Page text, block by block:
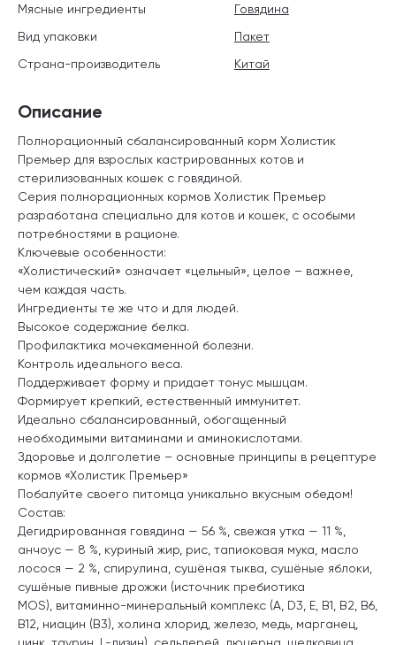
Описание
Полнорационный сбалансированный корм Холистик
Премьер для взрослых кастрированных котов и
стерилизованных кошек с говядиной.
Серия полнорационных кормов Холистик Премьер
разработана специально для котов и кошек, с особыми
потребностями в рационе.
Ключевые особенности:
«Холистический» означает «цельный», целое – важнее,
чем каждая часть.
Ингредиенты те же что и для людей.
Высокое содержание белка.
Профилактика мочекаменной болезни.
Контроль идеального веса.
Поддерживает форму и придает тонус мышцам.
Формирует крепкий, естественный иммунитет.
Идеально сбалансированный, обогащенный
необходимыми витаминами и аминокислотами.
Здоровье и долголетие – основные принципы в рецептуре
кормов «Холистик Премьер»
Побалуйте своего питомца уникально вкусным обедом!
Состав:
Дегидрированная говядина — 56 %, свежая утка — 11 %,
анчоус — 8 %, куриный жир, рис, тапиоковая мука, масло
лосося — 2 %, спирулина, сушёная тыква, сушёные яблоки,
сушёные пивные дрожжи (источник пребиотика
MOS), витаминно-минеральный комплекс (А, D3, E, B1, B2, B6,
B12, ниацин (B3), холина хлорид, железо, медь, марганец,
цинк, таурин, L-лизин), сельдерей, люцерна, шелковица,
Мясные ингредиенты
Говядина
Вид упаковки
Пакет
Страна-производитель
Китай